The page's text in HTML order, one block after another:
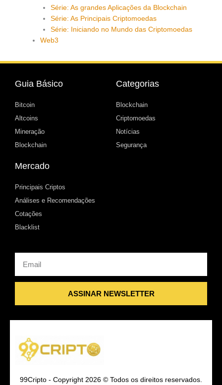
Série: As grandes Aplicações da Blockchain
Série: As Principais Criptomoedas
Série: Iniciando no Mundo das Criptomoedas
Web3
Guia Básico
Bitcoin
Altcoins
Mineração
Blockchain
Categorias
Blockchain
Criptomoedas
Notícias
Segurança
Mercado
Principais Criptos
Análises e Recomendações
Cotações
Blacklist
ASSINAR NEWSLETTER
99Cripto - Copyright 2026 © Todos os direitos reservados.